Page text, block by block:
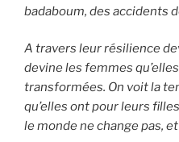
badaboum, des accidents
A travers leur résilience
devine les femmes
transformées. On voit la
qu’elles ont pour leurs
le monde ne change pas,